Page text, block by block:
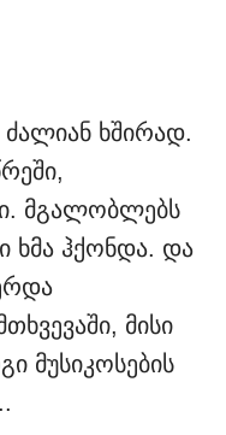
ძალიან ხშირად.
მგალობლებს
ხმა ჰქონდა. და
მისი
მუსიკოსების